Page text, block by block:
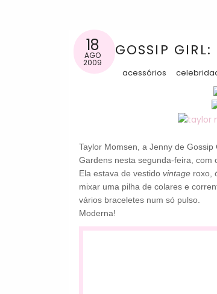
18
AGO
2009
GOSSIP
acessórios
Taylor Momsen, a Jenny de
Gardens nesta segunda-feira, com
Ela estava de vestidovintage roxo,
mixar uma pilha de colares e
vários braceletes num só pulso.
Moderna!